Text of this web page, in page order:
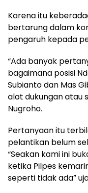
Karena itu
bertarung dalam
pengaruh kepada
“Ada banyak
bagaimana posisi
Subianto dan Mas
alat dukungan atau
Nugroho.
Pertanyaan itu
pelantikan belum
“Seakan kami ini
ketika Pilpes
seperti tidak ada”